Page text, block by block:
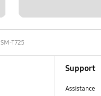
SM-T725
Support
Assistance